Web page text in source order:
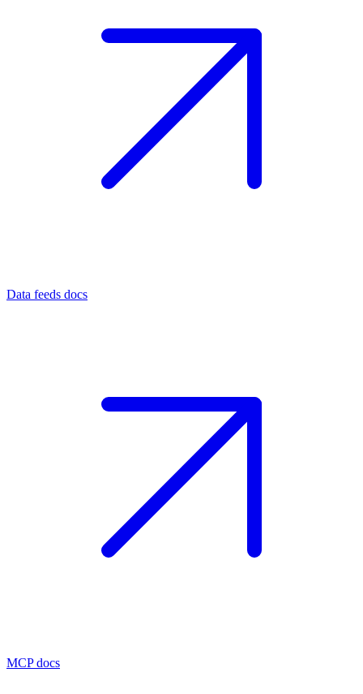
Data feeds docs
MCP docs